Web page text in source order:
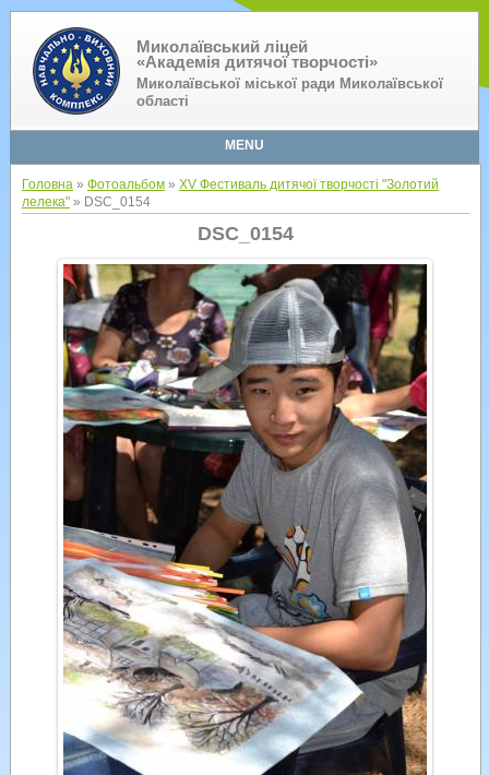
Миколаївський ліцей
«Академія дитячої творчості»
Миколаївської міської ради Миколаївської
області
MENU
Головна» Фотоальбом» XV Фестиваль дитячої творчості "Золотий
лелека"» DSC_0154
DSC_0154